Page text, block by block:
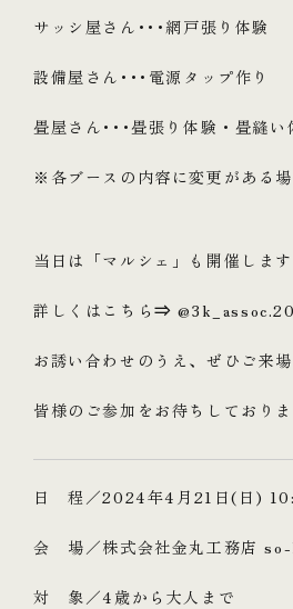
サッシ屋さん･･･網戸張り体験
設備屋さん･･･電源タップ作り
畳屋さん･･･畳張り体験・畳縫い
※各ブースの内容に変更がある場
当日は「マルシェ」も開催します
詳しくはこちら⇒
お誘い合わせのうえ、ぜひご来
皆様のご参加をお待ちしておりま
日 程／2024年4月21日(日)
会 場／株式会社金丸工務店
対 象／4歳から大人まで